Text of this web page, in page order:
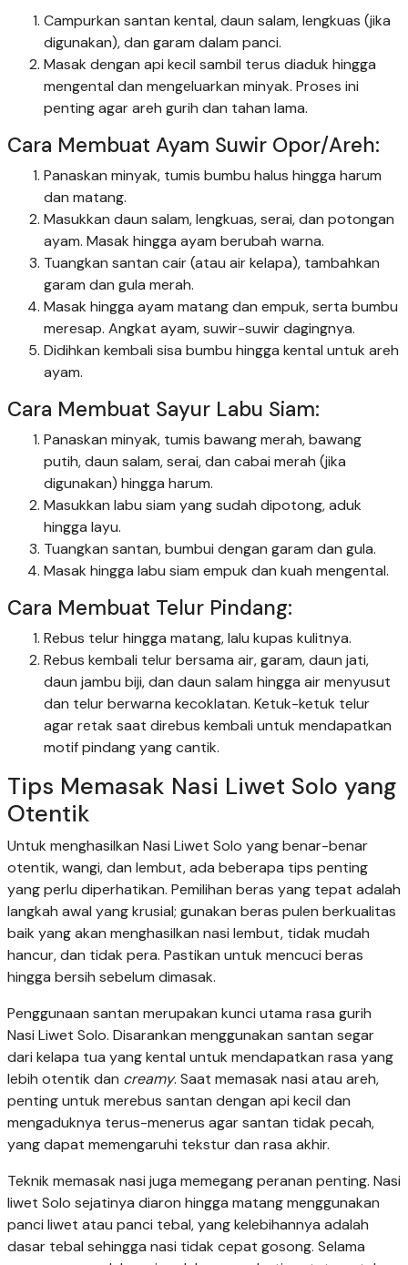
Campurkan santan kental, daun salam, lengkuas (jika
digunakan), dan garam dalam panci.
Masak dengan api kecil sambil terus diaduk hingga
mengental dan mengeluarkan minyak. Proses ini
penting agar areh gurih dan tahan lama.
Cara Membuat Ayam Suwir Opor/Areh:
Panaskan minyak, tumis bumbu halus hingga harum
dan matang.
Masukkan daun salam, lengkuas, serai, dan potongan
ayam. Masak hingga ayam berubah warna.
Tuangkan santan cair (atau air kelapa), tambahkan
garam dan gula merah.
Masak hingga ayam matang dan empuk, serta bumbu
meresap. Angkat ayam, suwir-suwir dagingnya.
Didihkan kembali sisa bumbu hingga kental untuk areh
ayam.
Cara Membuat Sayur Labu Siam:
Panaskan minyak, tumis bawang merah, bawang
putih, daun salam, serai, dan cabai merah (jika
digunakan) hingga harum.
Masukkan labu siam yang sudah dipotong, aduk
hingga layu.
Tuangkan santan, bumbui dengan garam dan gula.
Masak hingga labu siam empuk dan kuah mengental.
Cara Membuat Telur Pindang:
Rebus telur hingga matang, lalu kupas kulitnya.
Rebus kembali telur bersama air, garam, daun jati,
daun jambu biji, dan daun salam hingga air menyusut
dan telur berwarna kecoklatan. Ketuk-ketuk telur
agar retak saat direbus kembali untuk mendapatkan
motif pindang yang cantik.
Tips Memasak Nasi Liwet Solo yang
Otentik
Untuk menghasilkan Nasi Liwet Solo yang benar-benar
otentik, wangi, dan lembut, ada beberapa tips penting
yang perlu diperhatikan. Pemilihan beras yang tepat adalah
langkah awal yang krusial; gunakan beras pulen berkualitas
baik yang akan menghasilkan nasi lembut, tidak mudah
hancur, dan tidak pera. Pastikan untuk mencuci beras
hingga bersih sebelum dimasak.
Penggunaan santan merupakan kunci utama rasa gurih
Nasi Liwet Solo. Disarankan menggunakan santan segar
dari kelapa tua yang kental untuk mendapatkan rasa yang
lebih otentik dan creamy. Saat memasak nasi atau areh,
penting untuk merebus santan dengan api kecil dan
mengaduknya terus-menerus agar santan tidak pecah,
yang dapat memengaruhi tekstur dan rasa akhir.
Teknik memasak nasi juga memegang peranan penting. Nasi
liwet Solo sejatinya diaron hingga matang menggunakan
panci liwet atau panci tebal, yang kelebihannya adalah
dasar tebal sehingga nasi tidak cepat gosong. Selama